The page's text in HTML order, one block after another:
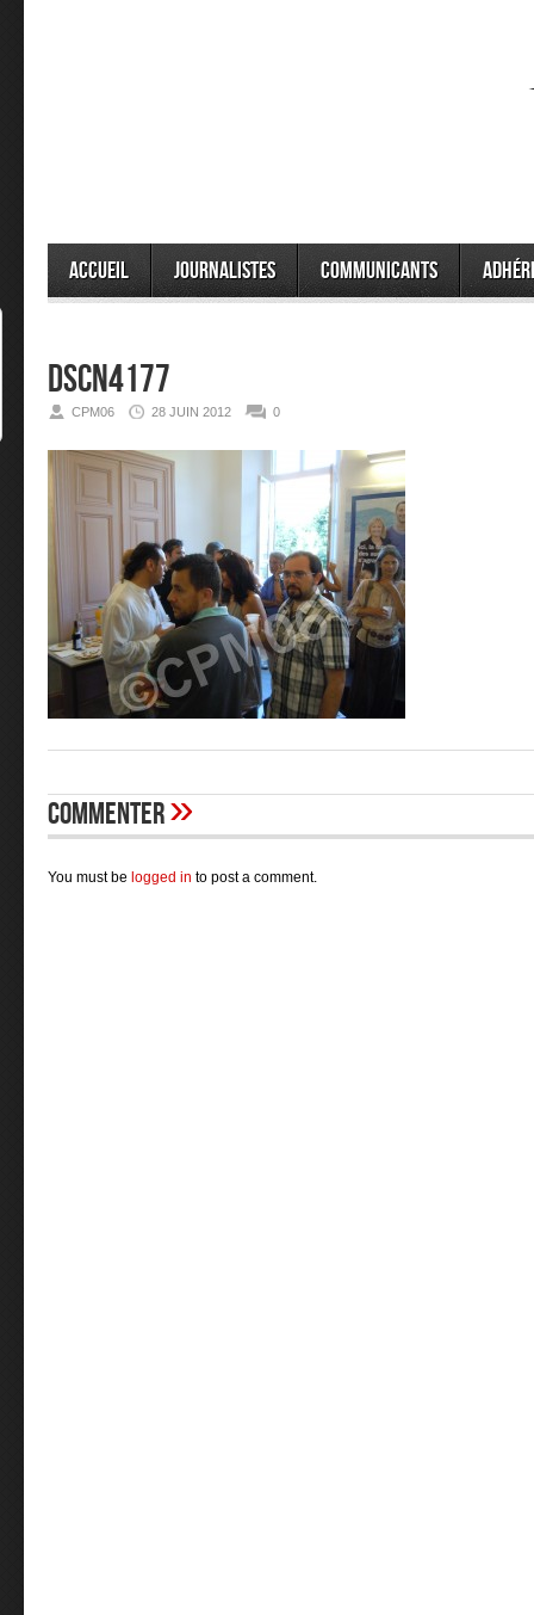
Accueil Journalistes Communicants
DSCN4177
CPM06 28 JUIN 2012 0
Commenter»
You must be logged in to post a comment.